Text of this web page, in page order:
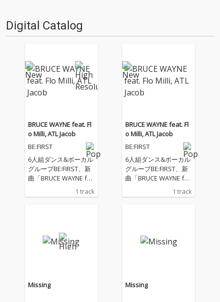
Digital Catalog
BRUCE WAYNE feat. Fl
o Milli, ATL Jacob
BE:FIRST
6人組ダンス&ボーカル
グループBE:FIRST、新
曲「BRUCE WAYNE fea
t. Flo Milli, ATL Jacob」
を配信リリース。 本楽
ー／ラッパー／起業家
であるATL Jacob。Futu
ホップシーンを牽引す
るトップアーティスト
1 track
BRUCE WAYNE feat. Fl
o Milli, ATL Jacob
BE:FIRST
6人組ダンス&ボーカル
グループBE:FIRST、新
曲「BRUCE WAYNE fea
t. Flo Milli, ATL Jacob」
を配信リリース。 本楽
ー／ラッパー／起業家
であるATL Jacob。Futu
ホップシーンを牽引す
るトップアーティスト
1 track
Missing Missing